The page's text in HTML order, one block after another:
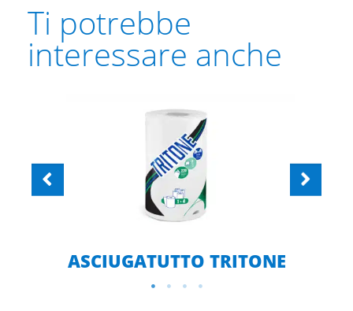
Ti potrebbe
interessare anche
ASCIUGATUTTO TRITONE